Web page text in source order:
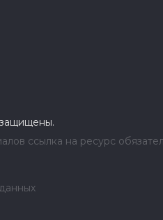
ссылка на ресурс